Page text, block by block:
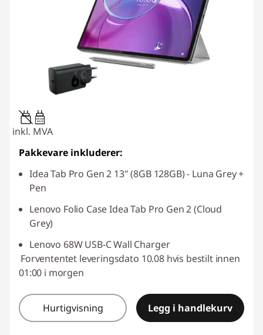
20W-60W
USB PD
inkl. MVA
Pakkevare inkluderer:
Idea Tab Pro Gen 2 13" (8GB 128GB) - Luna Grey +
Pen
Lenovo Folio Case Idea Tab Pro Gen 2 (Cloud
Grey)
Lenovo 68W USB-C Wall Charger
Forvententet leveringsdato 10.08 hvis bestilt innen
01:00 i morgen
Hurtigvisning Legg i handlekurv